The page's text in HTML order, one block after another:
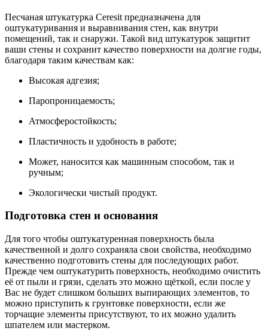
Песчаная штукатурка Ceresit предназначена для
оштукатуривания и выравнивания стен, как внутри
помещений, так и снаружи. Такой вид штукатурок защитит
ваши стены и сохранит качество поверхности на долгие годы,
благодаря таким качествам как:
Высокая адгезия;
Паропроницаемость;
Атмосферостойкость;
Пластичность и удобность в работе;
Может, наносится как машинным способом, так и
ручным;
Экологически чистый продукт.
Подготовка стен и основания
Для того чтобы оштукатуренная поверхность была
качественной и долго сохраняла свои свойства, необходимо
качественно подготовить стены для последующих работ.
Прежде чем оштукатурить поверхность, необходимо очистить
её от пыли и грязи, сделать это можно щёткой, если после у
Вас не будет слишком больших выпирающих элементов, то
можно приступить к грунтовке поверхности, если же
торчащие элементы присутствуют, то их можно удалить
шпателем или мастерком.